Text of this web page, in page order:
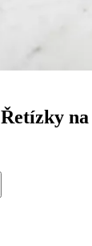
Řetízky